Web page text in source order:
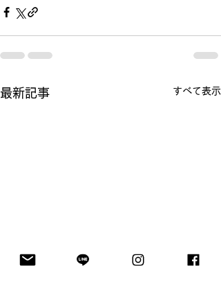
最新記事 すべて表示